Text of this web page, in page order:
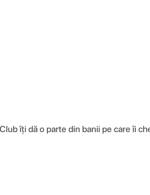
îți dă o parte din banii pe care îi